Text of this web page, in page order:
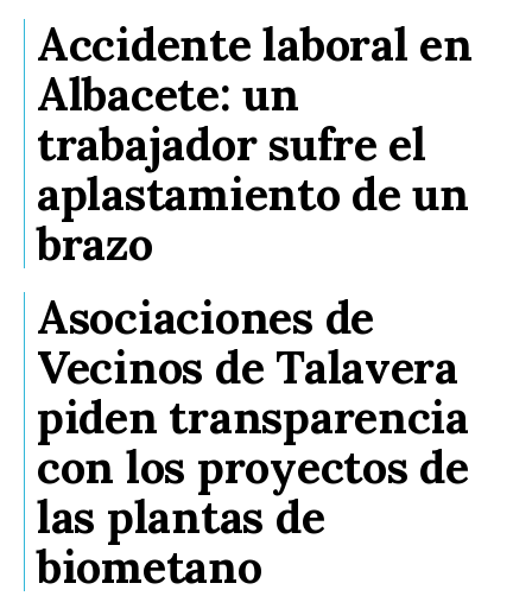
Accidente laboral en
Albacete: un
trabajador sufre el
aplastamiento de un
brazo
Asociaciones de
Vecinos de Talavera
piden transparencia
con los proyectos de
las plantas de
biometano